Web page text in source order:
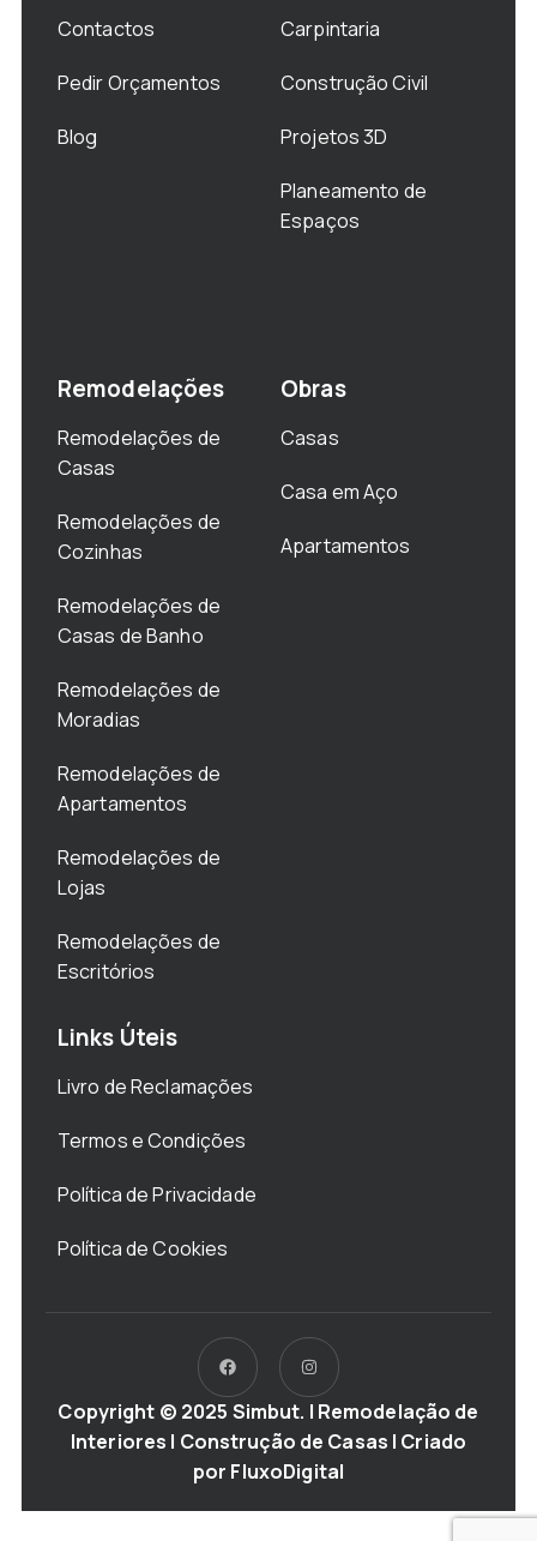
Contactos
Pedir Orçamentos
Blog
Carpintaria
Construção Civil
Projetos 3D
Planeamento de
Espaços
Remodelações
Remodelações de
Casas
Remodelações de
Cozinhas
Remodelações de
Casas de Banho
Remodelações de
Moradias
Remodelações de
Apartamentos
Remodelações de
Lojas
Remodelações de
Escritórios
Obras
Casas
Casa em Aço
Apartamentos
Links Úteis
Livro de Reclamações
Termos e Condições
Política de Privacidade
Política de Cookies
Copyright © 2025 Simbut. | Remodelação de
Interiores | Construção de Casas | Criado
por FluxoDigital